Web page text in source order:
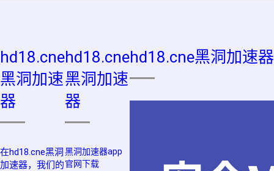
hd18.cne
黑洞加速
器
在hd18.cne黑洞
加速器，我们的
hd18.cne
黑洞加速
器
黑洞加速器app
官网下载
hd18.cne黑洞加速器